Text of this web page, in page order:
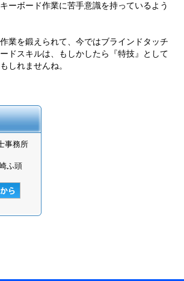
ーボード作業に苦手意識を持っているよう
業を鍛えられて、今ではブラインドタッチ
ドスキルは、もしかしたら『特技』として
しれませんね。
事務所
ふ頭